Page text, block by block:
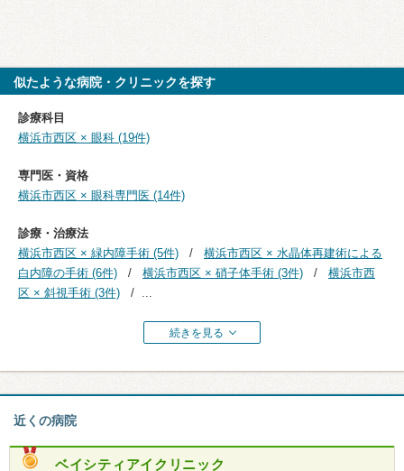
似たような病院・クリニックを探す
診療科目
横浜市西区 × 眼科 (19件)
専門医・資格
横浜市西区 × 眼科専門医 (14件)
診療・治療法
横浜市西区 × 緑内障手術 (5件)
横浜市西区 × 水晶体再建術による
白内障の手術 (6件)
横浜市西区 × 硝子体手術 (3件)
横浜市西
区 × 斜視手術 (3件)
続きを見る
近くの病院
ベイシティアイクリニック